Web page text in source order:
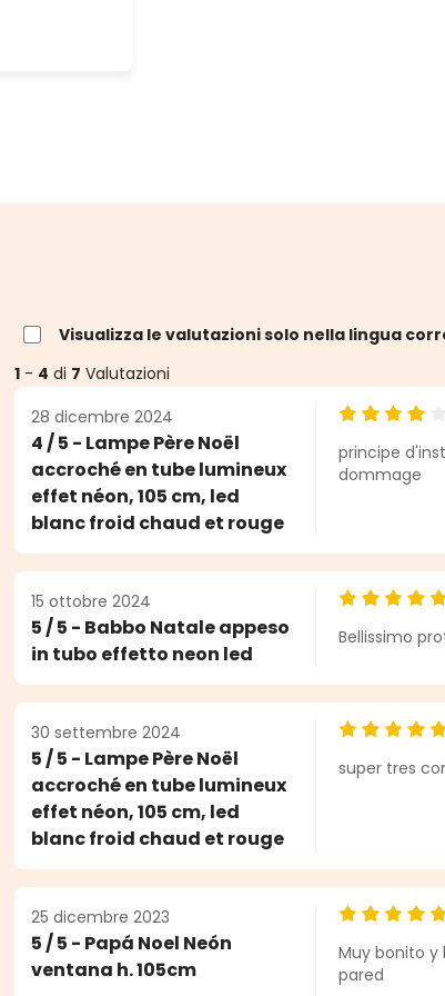
Visualizza le valutazioni solo nella lingua
1 - 4 di 7 Valutazioni
28 dicembre 2024
4 / 5 - Lampe Père Noël
accroché en tube lumineux
effet néon, 105 cm, led
blanc froid chaud et rouge
principe
dommage
15 ottobre 2024
5 / 5 - Babbo Natale appeso
in tubo effetto neon led
Valutazione
Bellissimo
30 settembre 2024
5 / 5 - Lampe Père Noël
accroché en tube lumineux
effet néon, 105 cm, led
blanc froid chaud et rouge
super tres
25 dicembre 2023
5 / 5 - Papá Noel Neón
ventana h. 105cm
Valutazione
Muy bonito y
pared